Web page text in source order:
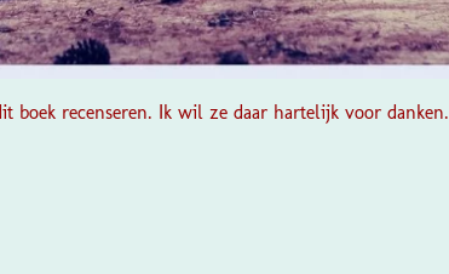
boek recenseren. Ik wil ze daar hartelijk voor danken.